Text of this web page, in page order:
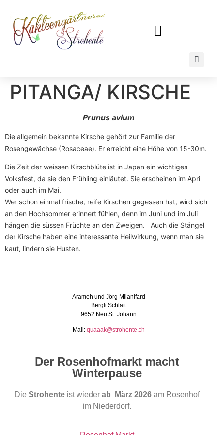
PITANGA/ KIRSCHE
Prunus avium
Die allgemein bekannte Kirsche gehört zur Familie der
Rosengewächse (Rosaceae). Er erreicht eine Höhe von 15-30m.
Die Zeit der weissen Kirschblüte ist in Japan ein wichtiges
Volksfest, da sie den Frühling einläutet. Sie erscheinen im April
oder auch im Mai.
Wer schon einmal frische, reife Kirschen gegessen hat, wird sich
an den Hochsommer erinnert fühlen, denn im Juni und im Juli
hängen die süssen Früchte an den Zweigen. Auch die Stängel
der Kirsche haben eine interessante Heilwirkung, wenn man sie
kaut, lindern sie Husten.
Arameh und Jörg Milanifard
Bergli Schlatt
9652 Neu St. Johann
Mail: quaaak@strohente.ch
Der Rosenhofmarkt macht
Winterpause
Die Strohente ist wieder ab März 2026 am Rosenhof
im Niederdorf.